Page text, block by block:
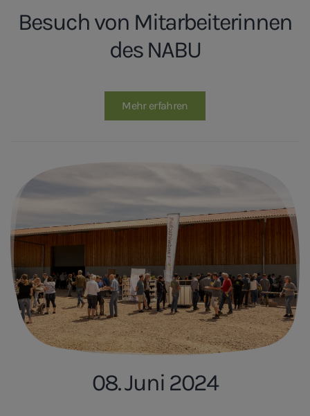
Besuch von Mitarbeiterinnen
des NABU
Mehr erfahren
08. Juni 2024